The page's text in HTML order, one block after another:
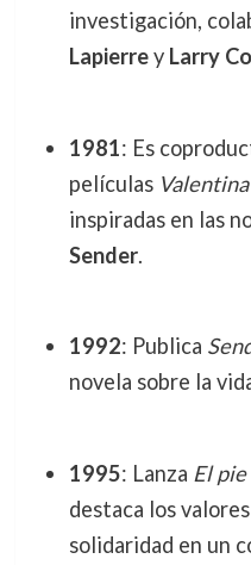
investigación,
Lapierrey Larry
1981: Es
películas Valentina
inspiradas en las
Sender.
1992: Publica
novela sobre la
1995: Lanza El
destaca los
solidaridad en un